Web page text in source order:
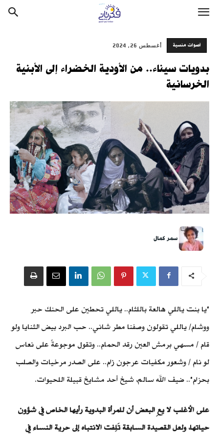
أصوات منسية أغسطس 26, 2024
بدويات سيناء.. من الأودية الخضراء إلى الأبنية
الخرسانية
سمر كمال
"يا بنت ياللي هالعة باللثام.. ياللي تحطين على الحنك حبر
ووشام/ ياللي تقولون وصفنا مطر شاني.. حب البرد بيض الثنايا ولو
قام / مسهي برمش العين رقد الحمام.. وتقول موجوعةً على نعاس
لو نام / وشعور مكفيات عرجون زام.. على الصدر مرخيات والصلب
بحزام".. ضيف الله سالم، شيخ أحد مشايخ قبيلة اللحيوات.
على الأغلب لا يعِ البعض أن للمرأة البدوية رأيها الخاص في شؤون
حياتها، ولعل القصيدة السابقة تَلِفت الانتباه إلى حرية النساء في